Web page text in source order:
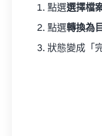
點選選擇檔
點選轉換為
狀態變成「